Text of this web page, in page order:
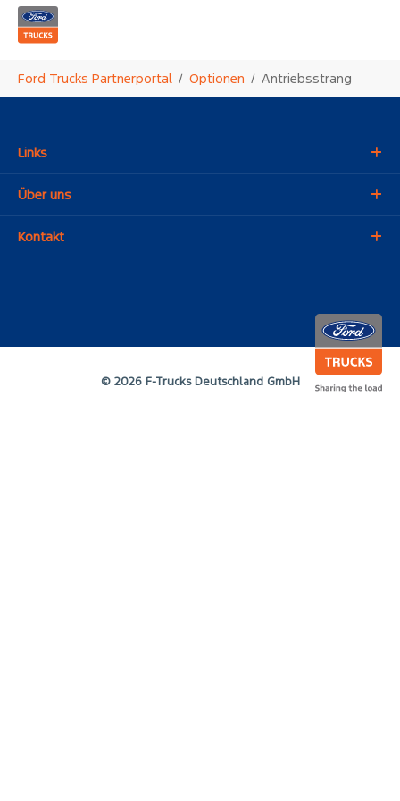
Ford Trucks Partnerportal Optionen Antriebsstrang
Links
Über uns
Kontakt
© 2026 F-Trucks Deutschland GmbH